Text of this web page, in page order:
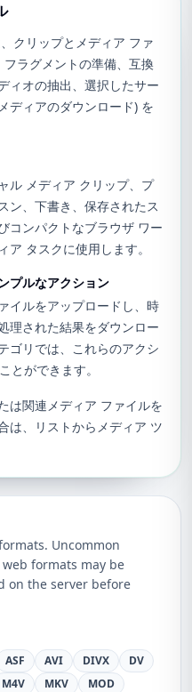
クリップとメディア ファ
ラグメントの準備、互換
ィオの抽出、選択したサー
ディアのダウンロード) を
ル メディア クリップ、プ
ン、下書き、保存されたス
コンパクトなブラウザ ワー
タスクに使用します。
プルなアクション
イルをアップロードし、時
理された結果をダウンロー
ゴリでは、これらのアクシ
とができます。
は関連メディア ファイルを
は、リストからメディア ツ
Uncommon
formats may be
on the server before
ASF AVI DIVX
DV
M4V MKV
MOD